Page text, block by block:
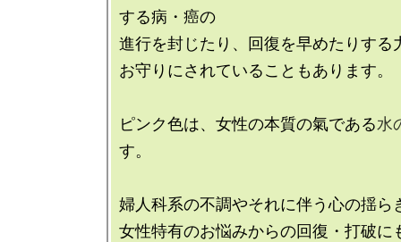
する病・癌の
進行を封じたり、回復を早めたりする
お守りにされていることもあります。
ピンク色は、女性の本質の氣である水
す。
婦人科系の不調やそれに伴う心の揺ら
女性特有のお悩みからの回復・打破に